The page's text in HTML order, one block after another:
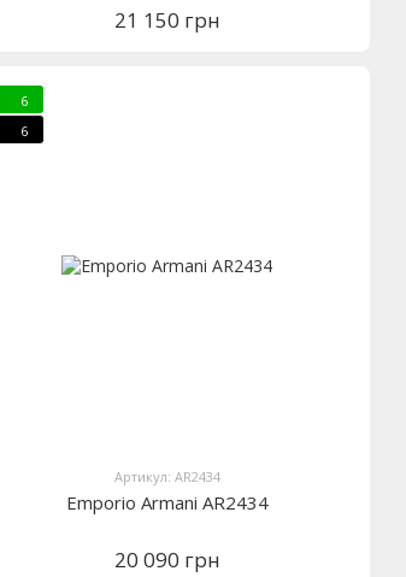
21 150 грн
6
6
Артикул: AR2434
Emporio Armani AR2434
20 090 грн